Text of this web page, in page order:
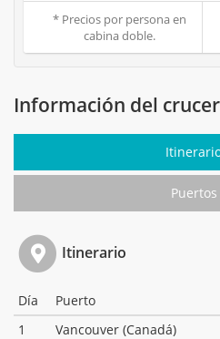
* Precios por persona en
cabina doble.
Información del
Puertos
Itinerario
Día Puerto
1
Vancouver (Canadá)